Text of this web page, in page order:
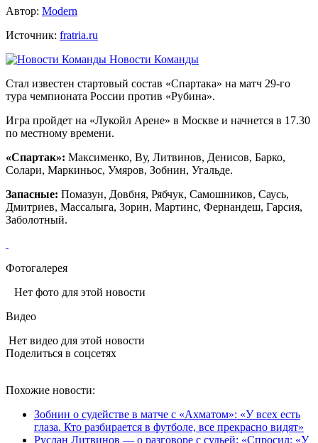
Автор: Modern
Источник: fratria.ru
Новости Команды
Стал известен стартовый состав «Спартака» на матч 29-го
тура чемпионата России против «Рубина».
Игра пройдет на «Лукойл Арене» в Москве и начнется в 17.30
по местному времени.
«Спартак»: Максименко, Ву, Литвинов, Денисов, Барко,
Солари, Маркиньос, Умяров, Зобнин, Угальде.
Запасные: Помазун, Довбня, Рябчук, Самошников, Саусь,
Дмитриев, Массалыга, Зорин, Мартинс, Фернандеш, Гарсия,
Заболотный.
Фотогалерея
Нет фото для этой новости
Видео
Нет видео для этой новости
Поделиться в соцсетях
Похожие новости:
Зобнин о судействе в матче с «Ахматом»: «У всех есть
глаза. Кто разбирается в футболе, все прекрасно видят»
Руслан Литвинов — о разговоре с судьей: «Спросил: «У